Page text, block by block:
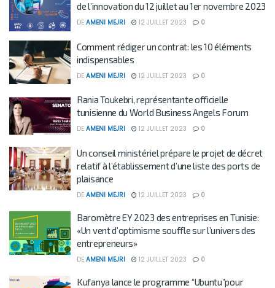
de l’innovation du 12 juillet au 1er novembre 2023
DE AMENI MEJRI 12 JUILLET 2023 0
Comment rédiger un contrat: les 10 éléments
indispensables
DE AMENI MEJRI 12 JUILLET 2023 0
Rania Toukebri, représentante officielle
tunisienne du World Business Angels Forum
DE AMENI MEJRI 12 JUILLET 2023 0
Un conseil ministériel prépare le projet de décret
relatif à l’établissement d’une liste des ports de
plaisance
DE AMENI MEJRI 12 JUILLET 2023 0
Baromètre EY 2023 des entreprises en Tunisie:
«Un vent d’optimisme souffle sur l’univers des
entrepreneurs»
DE AMENI MEJRI 12 JUILLET 2023 0
Kufanya lance le programme “Ubuntu”pour